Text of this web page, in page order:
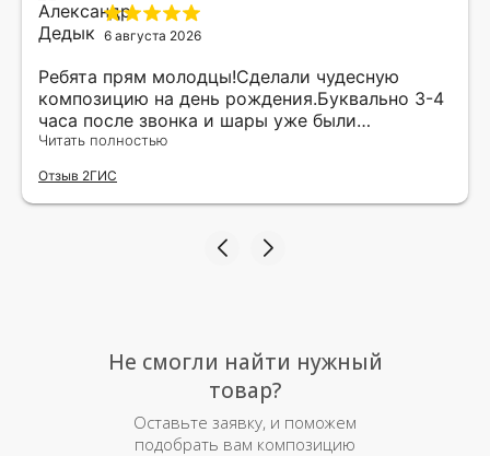
6 августа 2026
Ребята прям молодцы!Сделали чудесную
композицию на день рождения.Буквально 3-4
часа после звонка и шары уже были
доставлены мне по адресу.Качество
рада.
Читать полностью
Отзыв 2ГИС
Не смогли найти нужный
товар?
Оставьте заявку, и поможем
подобрать вам композицию